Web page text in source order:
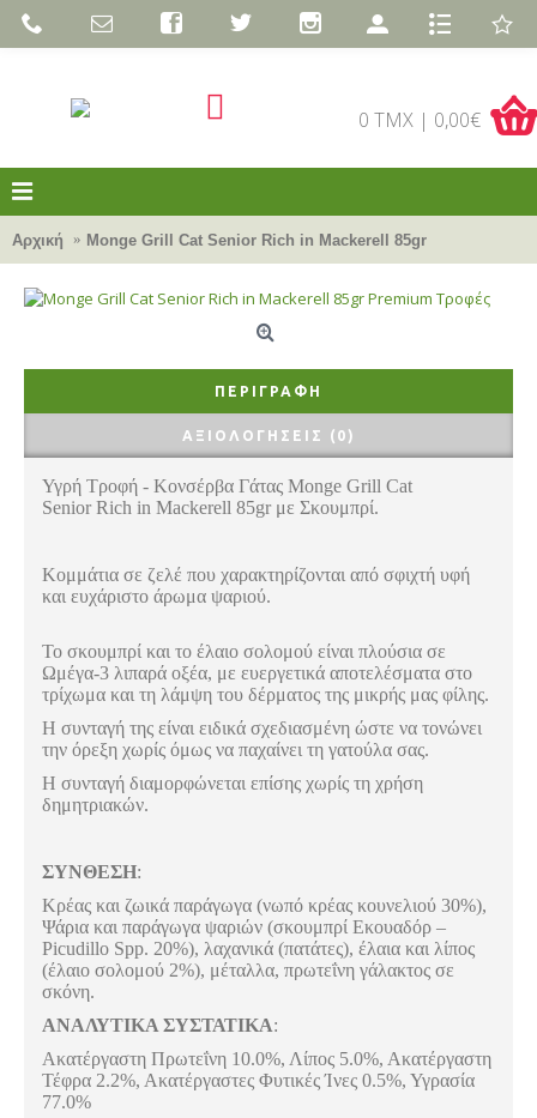
0 TMX | 0,00€
Αρχική Monge Grill Cat Senior Rich in Mackerell 85gr
ΠΕΡΙΓΡΑΦΉ
ΑΞΙΟΛΟΓΉΣΕΙΣ (0)
Υγρή Τροφή - Κονσέρβα Γάτας Monge Grill Cat
Senior Rich in Mackerell 85gr με Σκουμπρί.
Κομμάτια σε ζελέ που χαρακτηρίζονται από σφιχτή υφή
και ευχάριστο άρωμα ψαριού.
Το σκουμπρί και το έλαιο σολομού είναι πλούσια σε
Ωμέγα-3 λιπαρά οξέα, με ευεργετικά αποτελέσματα στο
τρίχωμα και τη λάμψη του δέρματος της μικρής μας φίλης.
Η συνταγή της είναι ειδικά σχεδιασμένη ώστε να τονώνει
την όρεξη χωρίς όμως να παχαίνει τη γατούλα σας.
Η συνταγή διαμορφώνεται επίσης χωρίς τη χρήση
δημητριακών.
ΣΥΝΘΕΣΗ:
Κρέας και ζωικά παράγωγα (νωπό κρέας κουνελιού 30%),
Ψάρια και παράγωγα ψαριών (σκουμπρί Εκουαδόρ –
Picudillo Spp. 20%), λαχανικά (πατάτες), έλαια και λίπος
(έλαιο σολομού 2%), μέταλλα, πρωτεΐνη γάλακτος σε
σκόνη.
ΑΝΑΛΥΤΙΚΑ ΣΥΣΤΑΤΙΚΑ:
Ακατέργαστη Πρωτεΐνη 10.0%, Λίπος 5.0%, Ακατέργαστη
Τέφρα 2.2%, Ακατέργαστες Φυτικές Ίνες 0.5%, Υγρασία
77.0%